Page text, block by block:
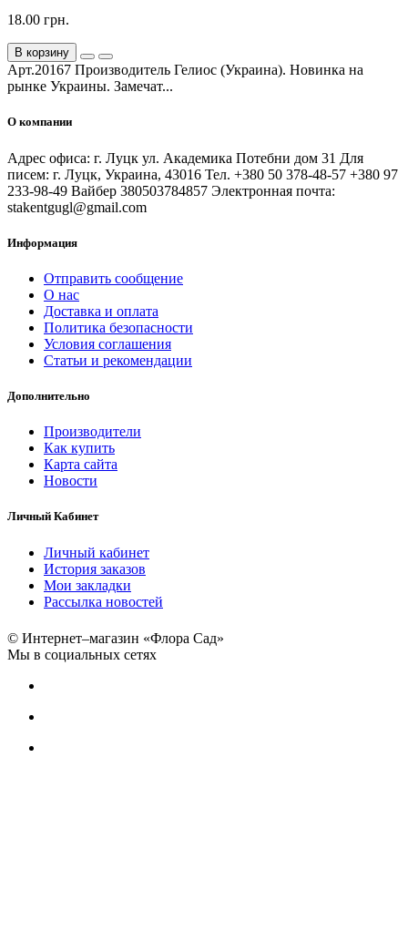
18.00 грн.
В корзину
Арт.20167 Производитель Гелиос (Украина). Новинка на
рынке Украины. Замечат...
О компании
Адрес офиса: г. Луцк ул. Академика Потебни дом 31 Для
писем: г. Луцк, Украина, 43016 Тел. +380 50 378-48-57 +380 97
233-98-49 Вайбер 380503784857 Электронная почта:
stakentgugl@gmail.com
Информация
Отправить сообщение
О нас
Доставка и оплата
Политика безопасности
Условия соглашения
Статьи и рекомендации
Дополнительно
Производители
Как купить
Карта сайта
Новости
Личный Кабинет
Личный кабинет
История заказов
Мои закладки
Рассылка новостей
© Интернет–магазин «Флора Сад»
Мы в социальных сетях